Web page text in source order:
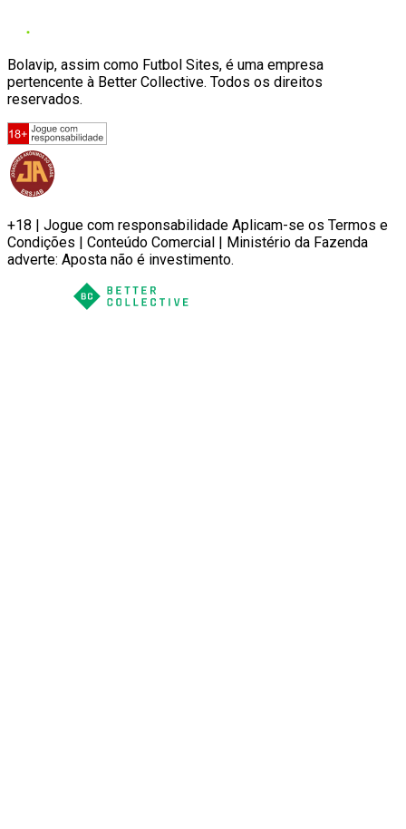
Bolavip, assim como Futbol Sites, é uma empresa
pertencente à Better Collective. Todos os direitos
reservados.
+18 | Jogue com responsabilidade Aplicam-se os Termos e
Condições | Conteúdo Comercial | Ministério da Fazenda
adverte: Aposta não é investimento.